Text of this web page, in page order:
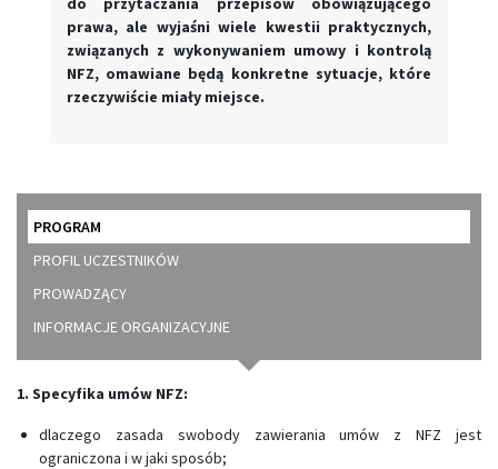
prawa, ale wyjaśni wiele kwestii praktycznych,
związanych z wykonywaniem umowy i kontrolą
NFZ, omawiane będą konkretne sytuacje, które
rzeczywiście miały miejsce.
PROGRAM
PROFIL UCZESTNIKÓW
PROWADZĄCY
INFORMACJE ORGANIZACYJNE
1. Specyfika umów NFZ:
dlaczego zasada swobody zawierania umów z NFZ jest
ograniczona i w jaki sposób;